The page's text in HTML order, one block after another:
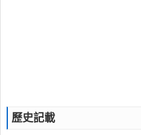
歷史記載